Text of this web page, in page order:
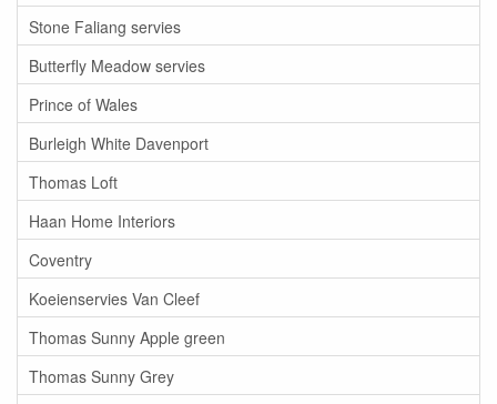
Stone Faliang servies
Butterfly Meadow servies
Prince of Wales
Burleigh White Davenport
Thomas Loft
Haan Home Interiors
Coventry
Koeienservies Van Cleef
Thomas Sunny Apple green
Thomas Sunny Grey